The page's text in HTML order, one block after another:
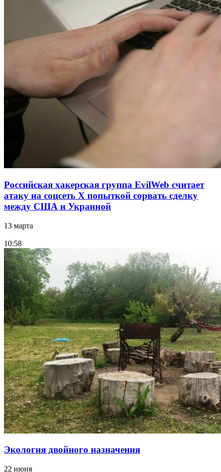
Российская хакерская группа EvilWeb считает
атаку на соцсеть Х попыткой сорвать сделку
между США и Украиной
13 марта
10:58
Экология двойного назначения
22 июня